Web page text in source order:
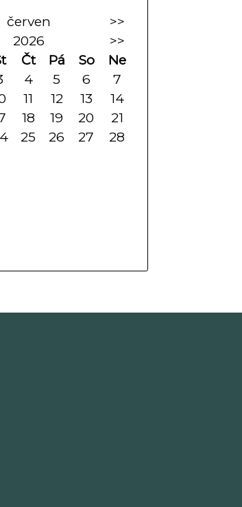
červen
>>
2026
>>
Čt Pá So
Ne
4 5 6
7
11 12 13
14
18 19 20
21
25 26 27
28